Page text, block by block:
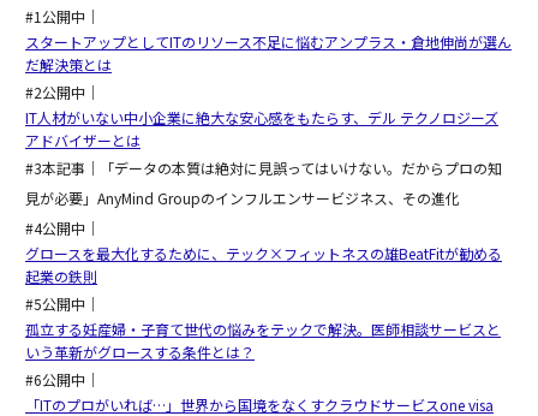
#1公開中｜
スタートアップとしてITのリソース不足に悩むアンプラス・倉地伸尚が選ん
だ解決策とは
#2公開中｜
IT人材がいない中小企業に絶大な安心感をもたらす、デル テクノロジーズ
アドバイザーとは
#3本記事｜「データの本質は絶対に見誤ってはいけない。だからプロの知
見が必要」AnyMind Groupのインフルエンサービジネス、その進化
#4公開中｜
グロースを最大化するために、テック×フィットネスの雄BeatFitが勧める
起業の鉄則
#5公開中｜
孤立する妊産婦・子育て世代の悩みをテックで解決。医師相談サービスと
いう革新がグロースする条件とは？
#6公開中｜
「ITのプロがいれば…」世界から国境をなくすクラウドサービスone visa